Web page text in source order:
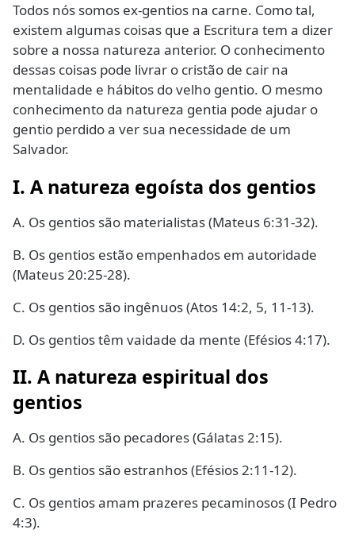
Todos nós somos ex-gentios na carne. Como tal,
existem algumas coisas que a Escritura tem a dizer
sobre a nossa natureza anterior. O conhecimento
dessas coisas pode livrar o cristão de cair na
mentalidade e hábitos do velho gentio. O mesmo
conhecimento da natureza gentia pode ajudar o
gentio perdido a ver sua necessidade de um
Salvador.
I. A natureza egoísta dos gentios
A. Os gentios são materialistas (Mateus 6:31-32).
B. Os gentios estão empenhados em autoridade
(Mateus 20:25-28).
C. Os gentios são ingênuos (Atos 14:2, 5, 11-13).
D. Os gentios têm vaidade da mente (Efésios 4:17).
II. A natureza espiritual dos
gentios
A. Os gentios são pecadores (Gálatas 2:15).
B. Os gentios são estranhos (Efésios 2:11-12).
C. Os gentios amam prazeres pecaminosos (I Pedro
4:3).